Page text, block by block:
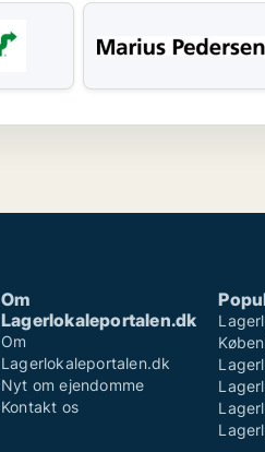
Om
Lagerlokaleportalen.dk
Om
Lagerlokaleportalen.dk
Nyt om ejendomme
Kontakt os